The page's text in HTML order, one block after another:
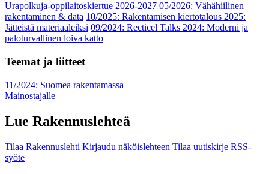
Urapolkuja-oppilaitoskiertue 2026-2027 05/2026: Vähähiilinen
rakentaminen & data 10/2025: Rakentamisen kiertotalous 2025:
Jätteistä materiaaleiksi 09/2024: Recticel Talks 2024: Moderni ja
paloturvallinen loiva katto
Teemat ja liitteet
11/2024: Suomea rakentamassa
Mainostajalle
Lue Rakennuslehteä
Tilaa Rakennuslehti Kirjaudu näköislehteen Tilaa uutiskirje RSS-
syöte